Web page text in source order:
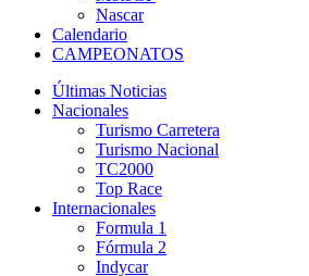
Nascar
Calendario
CAMPEONATOS
Últimas Noticias
Nacionales
Turismo Carretera
Turismo Nacional
TC2000
Top Race
Internacionales
Formula 1
Fórmula 2
Indycar